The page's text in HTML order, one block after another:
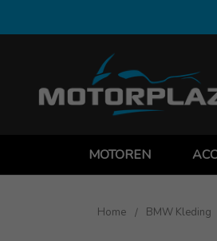
MOTOREN
Home BMW Kleding